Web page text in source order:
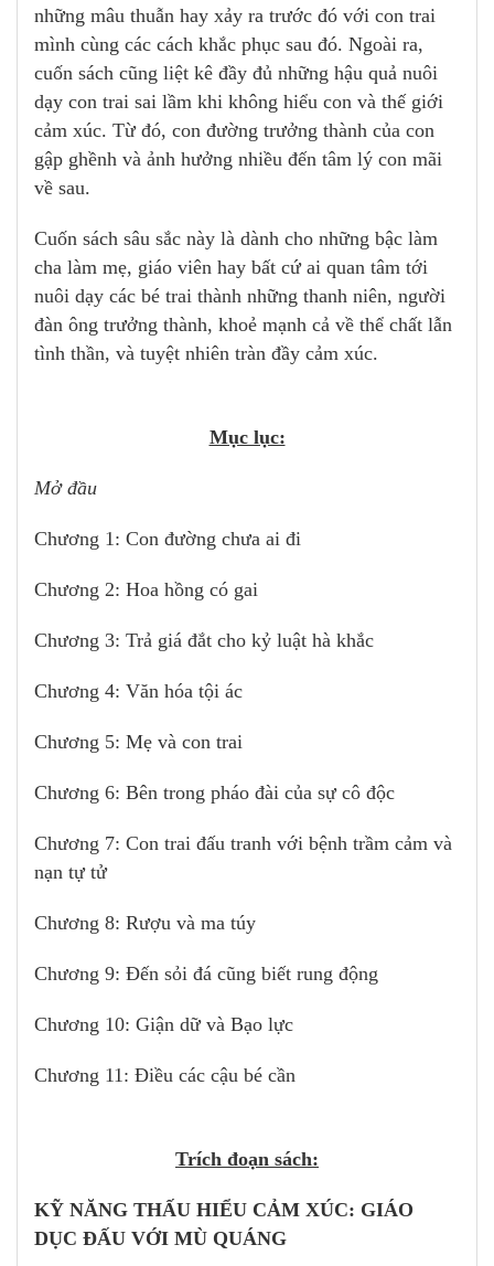
những mâu thuẫn hay xảy ra trước đó với con trai
mình cùng các cách khắc phục sau đó. Ngoài ra,
cuốn sách cũng liệt kê đầy đủ những hậu quả nuôi
dạy con trai sai lầm khi không hiểu con và thế giới
cảm xúc. Từ đó, con đường trưởng thành của con
gập ghềnh và ảnh hưởng nhiều đến tâm lý con mãi
về sau.
Cuốn sách sâu sắc này là dành cho những bậc làm
cha làm mẹ, giáo viên hay bất cứ ai quan tâm tới
nuôi dạy các bé trai thành những thanh niên, người
đàn ông trưởng thành, khoẻ mạnh cả về thể chất lẫn
tình thần, và tuyệt nhiên tràn đầy cảm xúc.
Mục lục:
Mở đầu
Chương 1: Con đường chưa ai đi
Chương 2: Hoa hồng có gai
Chương 3: Trả giá đắt cho kỷ luật hà khắc
Chương 4: Văn hóa tội ác
Chương 5: Mẹ và con trai
Chương 6: Bên trong pháo đài của sự cô độc
Chương 7: Con trai đấu tranh với bệnh trầm cảm và
nạn tự tử
Chương 8: Rượu và ma túy
Chương 9: Đến sỏi đá cũng biết rung động
Chương 10: Giận dữ và Bạo lực
Chương 11: Điều các cậu bé cần
Trích đoạn sách:
KỸ NĂNG THẤU HIỂU CẢM XÚC: GIÁO
DỤC ĐẤU VỚI MÙ QUÁNG